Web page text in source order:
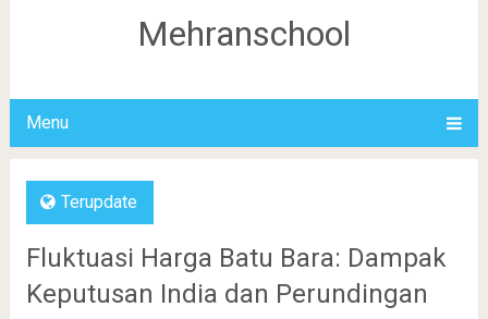
Mehranschool
Menu
Terupdate
Fluktuasi Harga Batu Bara: Dampak
Keputusan India dan Perundingan